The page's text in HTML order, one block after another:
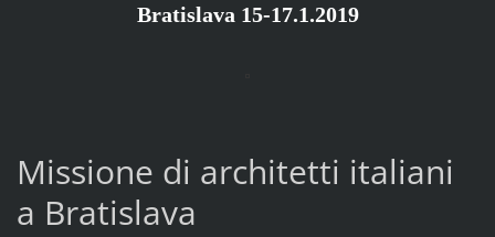
Bratislava 15-17.1.2019
Missione di architetti italiani
a Bratislava